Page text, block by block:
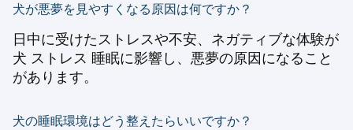
犬が悪夢を見やすくなる原因は何ですか？
日中に受けたストレスや不安、ネガティブな体験が
犬 ストレス 睡眠に影響し、悪夢の原因になること
があります。
犬の睡眠環境はどう整えたらいいですか？